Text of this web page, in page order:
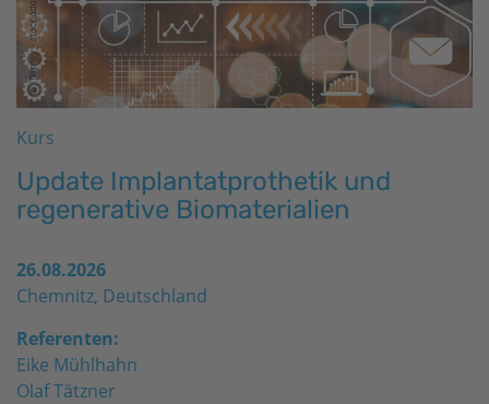
Kurs
Update Implantatprothetik und
regenerative Biomaterialien
26.08.2026
Chemnitz, Deutschland
Referenten:
Eike Mühlhahn
Olaf Tätzner